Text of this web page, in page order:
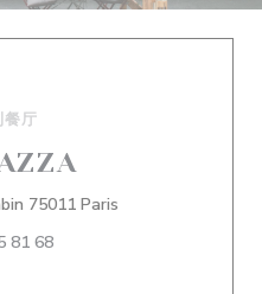
餐厅
75011 Paris
81 68